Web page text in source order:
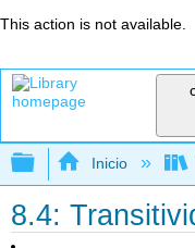
This action is not available.
Expandir/
Inicio
8.4: